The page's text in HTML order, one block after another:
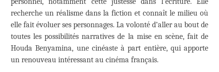
recherche un réalisme dans la fiction et connaît le milieu où
elle fait évoluer ses personnages. La volonté d’aller au bout de
toutes les possibilités narratives de la mise en scène, fait de
Houda Benyamina, une cinéaste à part entière, qui apporte
un renouveau intéressant au cinéma français.